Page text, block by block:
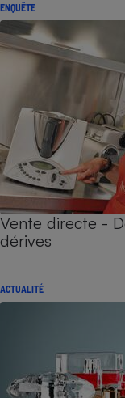
ENQUÊTE
Vente directe -
dérives
ACTUALITÉ